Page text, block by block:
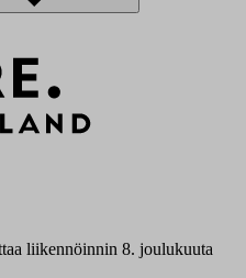
liikennöinnin 8. joulukuuta